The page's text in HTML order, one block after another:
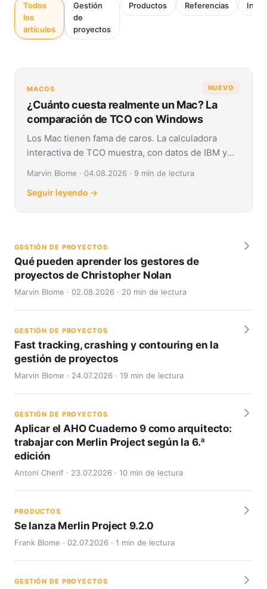
Todos
los
artículos
Gestión
de
proyectos
Productos Referencias
NUEVO
MACOS
¿Cuánto cuesta realmente un Mac? La
comparación de TCO con Windows
Los Mac tienen fama de caros. La calculadora
interactiva de TCO muestra, con datos de IBM y
Marvin Blome · 04.08.2026 · 9 min de lectura
Seguir leyendo →
GESTIÓN DE PROYECTOS
Qué pueden aprender los gestores de
proyectos de Christopher Nolan
Marvin Blome · 02.08.2026 · 20 min de lectura
GESTIÓN DE PROYECTOS
Fast tracking, crashing y contouring en la
gestión de proyectos
Marvin Blome · 24.07.2026 · 19 min de lectura
GESTIÓN DE PROYECTOS
Aplicar el AHO Cuaderno 9 como arquitecto:
trabajar con Merlin Project según la 6.ª
edición
Antoni Cherif · 23.07.2026 · 10 min de lectura
PRODUCTOS
Se lanza Merlin Project 9.2.0
Frank Blome · 02.07.2026 · 1 min de lectura
GESTIÓN DE PROYECTOS